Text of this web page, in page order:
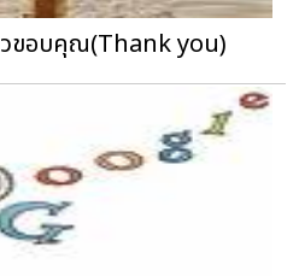
วขอบคุณ(Thank you)